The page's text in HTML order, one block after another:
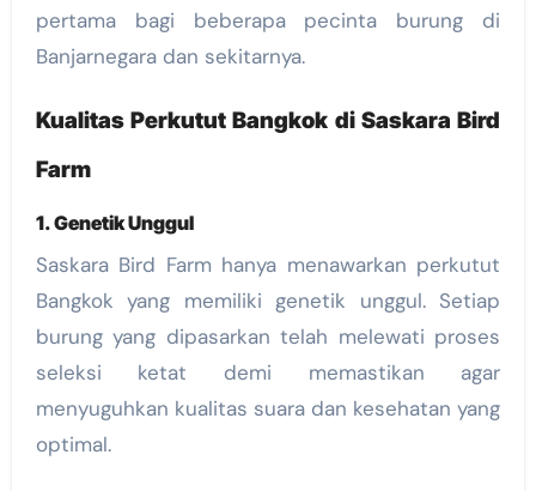
pertama bagi beberapa pecinta burung di
Banjarnegara dan sekitarnya.
Kualitas Perkutut Bangkok di Saskara Bird
Farm
1. Genetik Unggul
Saskara Bird Farm hanya menawarkan perkutut
Bangkok yang memiliki genetik unggul. Setiap
burung yang dipasarkan telah melewati proses
seleksi ketat demi memastikan agar
menyuguhkan kualitas suara dan kesehatan yang
optimal.